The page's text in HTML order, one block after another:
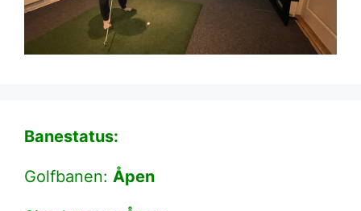
Banestatus:
Golfbanen: Åpen